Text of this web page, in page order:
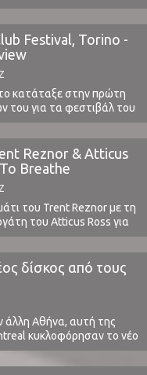
καλό νέο κομμάτι των
του κυκλοφορία ο Jamie
ανάγκασε να χορεύουμε
Rock
Festival, Torino -
κατάταξε στην πρώτη
του για τα φεστιβάλ του
το περιλαμβάνει στη
προτεινόμενά του
Για το Club To Club
έχουμε τη χαρά να
Reznor & Atticus
Breathe
του Trent Reznor με τη
του Atticus Ross για
The Flood", στην
εμπλέκονται μεταξύ
Leonardo DiCaprio και
κινείται στο
ταινίες.Ονομάζεται A
δίσκος από τους
άλλη Αθήνα, αυτή της
κυκλοφόρησαν το νέο
Innocence Reaches.
άλμπουμ νούμερο 14